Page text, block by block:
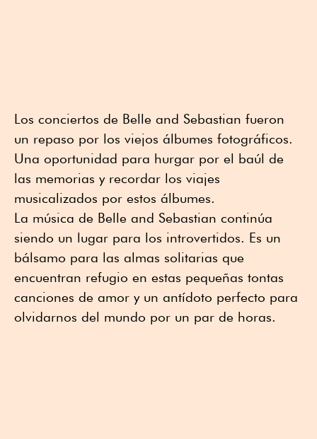
Los conciertos de Belle and Sebastian fueron
un repaso por los viejos álbumes fotográficos.
Una oportunidad para hurgar por el baúl de
las memorias y recordar los viajes
musicalizados por estos álbumes.
La música de Belle and Sebastian continúa
siendo un lugar para los introvertidos. Es un
bálsamo para las almas solitarias que
encuentran refugio en estas pequeñas tontas
canciones de amor y un antídoto perfecto para
olvidarnos del mundo por un par de horas.